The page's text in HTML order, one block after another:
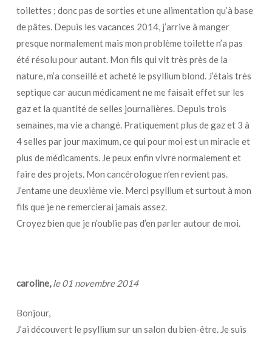
toilettes ; donc pas de sorties et une alimentation qu’à base
de pâtes. Depuis les vacances 2014, j’arrive à manger
presque normalement mais mon problème toilette n’a pas
été résolu pour autant. Mon fils qui vit très près de la
nature, m’a conseillé et acheté le psyllium blond. J’étais très
septique car aucun médicament ne me faisait effet sur les
gaz et la quantité de selles journalières. Depuis trois
semaines, ma vie a changé. Pratiquement plus de gaz et 3 à
4 selles par jour maximum, ce qui pour moi est un miracle et
plus de médicaments. Je peux enfin vivre normalement et
faire des projets. Mon cancérologue n’en revient pas.
J’entame une deuxième vie. Merci psyllium et surtout à mon
fils que je ne remercierai jamais assez.
Croyez bien que je n’oublie pas d’en parler autour de moi.
caroline,le 01 novembre 2014
Bonjour,
J’ai découvert le psyllium sur un salon du bien-être. Je suis